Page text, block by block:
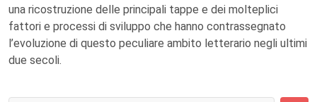
una ricostruzione delle principali tappe e dei molteplici
fattori e processi di sviluppo che hanno contrassegnato
l’evoluzione di questo peculiare ambito letterario negli ultimi
due secoli.